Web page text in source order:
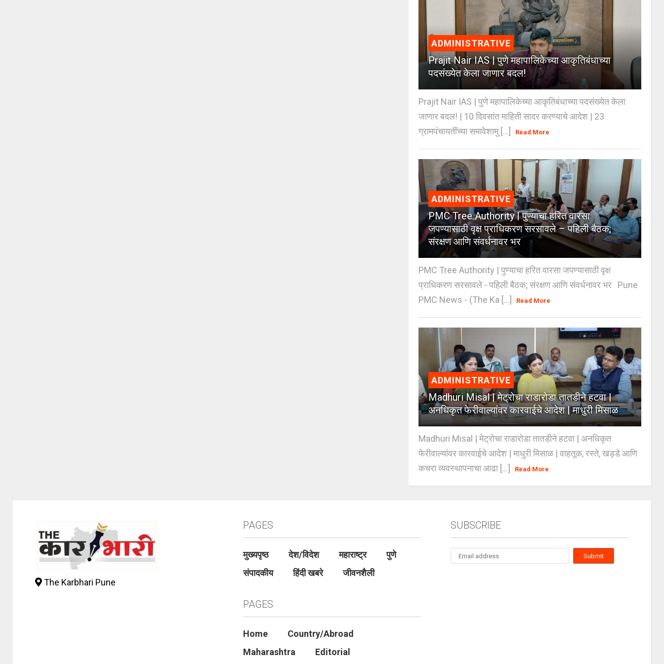
ADMINISTRATIVE
Prajit Nair IAS | पुणे महापालिकेच्या आकृतिबंधाच्या
पदसंख्येत केला जाणार बदल!
Prajit Nair IAS | पुणे महापालिकेच्या आकृतिबंधाच्या पदसंख्येत केला
जाणार बदल! | 10 दिवसांत माहिती सादर करण्याचे आदेश | 23
ग्रामपंचायतींच्या समावेशामु [...]
Read More
ADMINISTRATIVE
PMC Tree Authority | पुण्याचा हरित वारसा
जपण्यासाठी वृक्ष प्राधिकरण सरसावले – पहिली बैठक;
संरक्षण आणि संवर्धनावर भर
PMC Tree Authority | पुण्याचा हरित वारसा जपण्यासाठी वृक्ष
प्राधिकरण सरसावले - पहिली बैठक; संरक्षण आणि संवर्धनावर भर Pune
PMC News - (The Ka [...]
Read More
ADMINISTRATIVE
Madhuri Misal | मेट्रोचा राडारोडा तातडीने हटवा |
अनधिकृत फेरीवाल्यांवर कारवाईचे आदेश | माधुरी मिसाळ
Madhuri Misal | मेट्रोचा राडारोडा तातडीने हटवा | अनधिकृत
फेरीवाल्यांवर कारवाईचे आदेश | माधुरी मिसाळ | वाहतूक, रस्ते, खड्डे आणि
कचरा व्यवस्थापनाचा आढा [...]
Read More
The Karbhari Pune
PAGES
मुख्यपृष्ठ देश/विदेश महाराष्ट्र
पुणे
संपादकीय
हिंदी खबरे जीवनशैली
PAGES
Home
Country/Abroad
Maharashtra
Editorial
SUBSCRIBE